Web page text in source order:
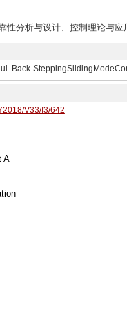
分析与设计、控制理论与
Back-
V33/I3/642
A